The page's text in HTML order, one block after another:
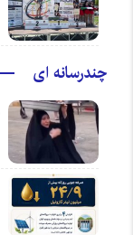
چندرسانه ای